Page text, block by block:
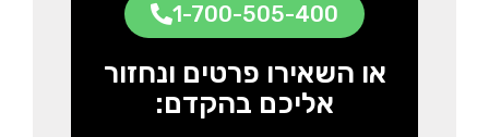
1-700-505-400
או השאירו פרטים ונחזור
אליכם בהקדם: